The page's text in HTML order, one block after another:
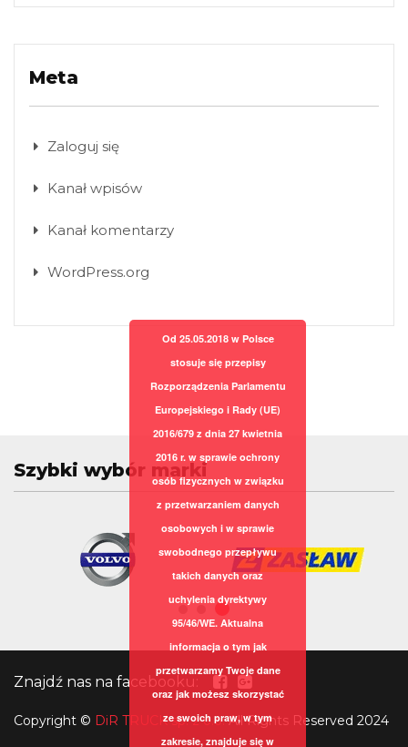
Meta
Zaloguj się
Kanał wpisów
Kanał komentarzy
WordPress.org
Szybki wybór marki
Znajdź nas na facebooku:
Copyright © DiR TRUCK sp. z o.o.All Rights Reserved 2024
Od 25.05.2018 w Polsce
stosuje się przepisy
Rozporządzenia Parlamentu
Europejskiego i Rady (UE)
2016/679 z dnia 27 kwietnia
2016 r. w sprawie ochrony
osób fizycznych w związku
z przetwarzaniem danych
osobowych i w sprawie
swobodnego przepływu
takich danych oraz
uchylenia dyrektywy
95/46/WE. Aktualna
informacja o tym jak
przetwarzamy Twoje dane
oraz jak możesz skorzystać
ze swoich praw, w tym
zakresie, znajduje się w